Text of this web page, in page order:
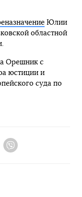
Юлии
областной
Орешник с
юстиции и
суда по